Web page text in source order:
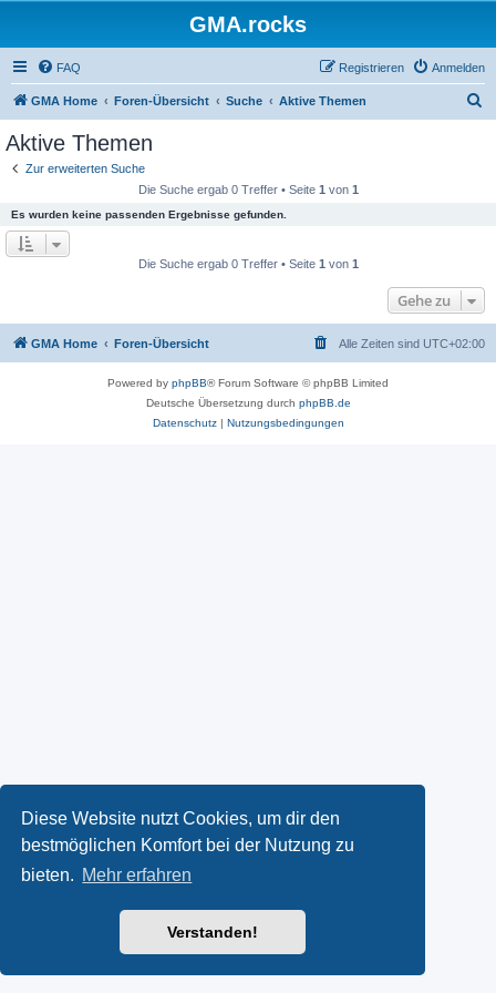
Diese Website nutzt Cookies, um dir den
bestmöglichen Komfort bei der Nutzung zu
bieten. Mehr erfahren
Verstanden!
GMA.rocks
FAQ Anmelden
Registrieren
GMA Home Foren-Übersicht Suche Aktive Themen
Aktive Themen
Zur erweiterten Suche
Die Suche ergab 0 Treffer • Seite 1 von 1
Es wurden keine passenden Ergebnisse gefunden.
Die Suche ergab 0 Treffer • Seite 1 von 1
Gehe zu
GMA Home Foren-Übersicht Alle Zeiten sind UTC+02:00
Powered by phpBB® Forum Software © phpBB Limited
Deutsche Übersetzung durch phpBB.de
Datenschutz| Nutzungsbedingungen